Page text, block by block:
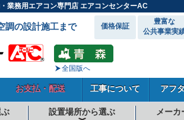
業務用エアコン専門店 エアコンセンターAC
調の設計施工まで 価格保証
豊富な
公共事業実
全国版へ
お支払・配送 工事について アフ
設置場所から選ぶ メーカ